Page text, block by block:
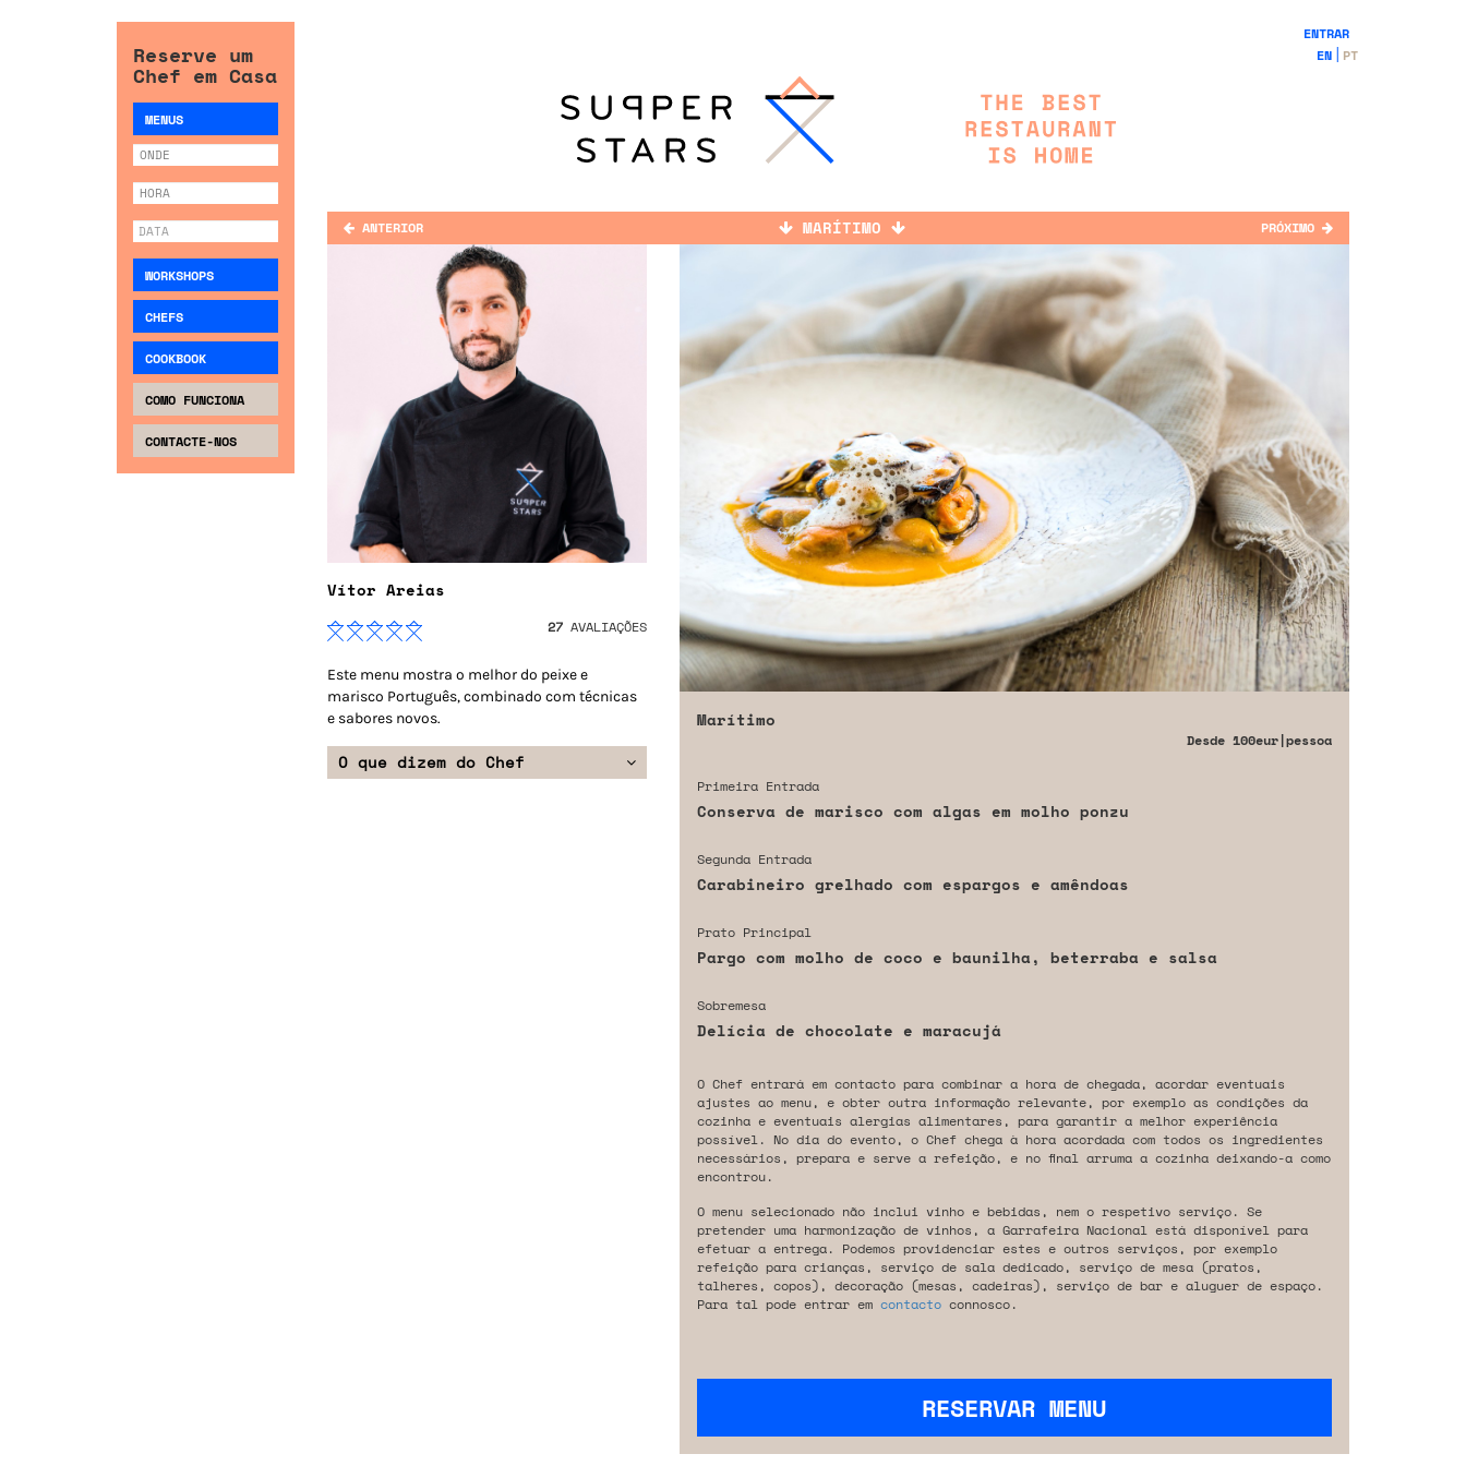
Reserve um
Chef em Casa
MENUS
WORKSHOPS
CHEFS
COOKBOOK
COMO FUNCIONA
CONTACTE-NOS
ENTRAR
EN
PT
ANTERIOR MARÍTIMO PRÓXIMO
Vítor Areias
27AVALIAÇÕES
Este menu mostra o melhor do peixe e
marisco Português, combinado com técnicas
e sabores novos.
O que dizem do Chef
Marítimo
Desde 100eur|pessoa
Primeira Entrada
Conserva de marisco com algas em molho ponzu
Segunda Entrada
Carabineiro grelhado com espargos e amêndoas
Prato Principal
Pargo com molho de coco e baunilha, beterraba e salsa
Sobremesa
Delícia de chocolate e maracujá
O Chef entrará em contacto para combinar a hora de chegada, acordar eventuais
ajustes ao menu, e obter outra informação relevante, por exemplo as condições da
cozinha e eventuais alergias alimentares, para garantir a melhor experiência
possível. No dia do evento, o Chef chega à hora acordada com todos os ingredientes
necessários, prepara e serve a refeição, e no final arruma a cozinha deixando-a como
encontrou.
O menu selecionado não inclui vinho e bebidas, nem o respetivo serviço. Se
pretender uma harmonização de vinhos, a Garrafeira Nacional está disponível para
efetuar a entrega. Podemos providenciar estes e outros serviços, por exemplo
refeição para crianças, serviço de sala dedicado, serviço de mesa (pratos,
talheres, copos), decoração (mesas, cadeiras), serviço de bar e aluguer de espaço.
Para tal pode entrar em contactoconnosco.
RESERVAR MENU